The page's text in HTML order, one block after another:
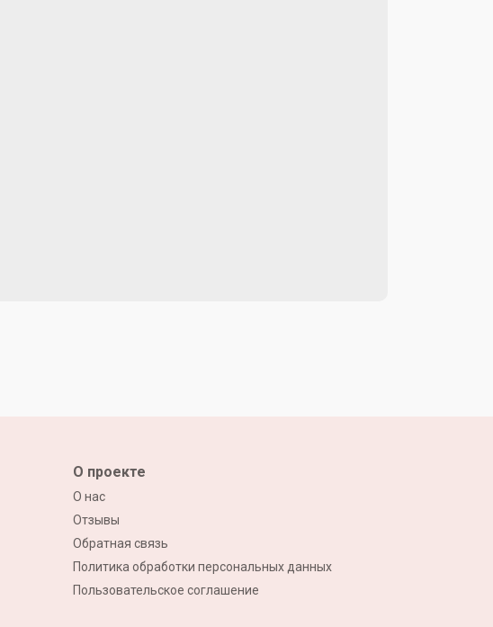
О проекте
О нас
Отзывы
Обратная связь
Политика обработки персональных данных
Пользовательское соглашение